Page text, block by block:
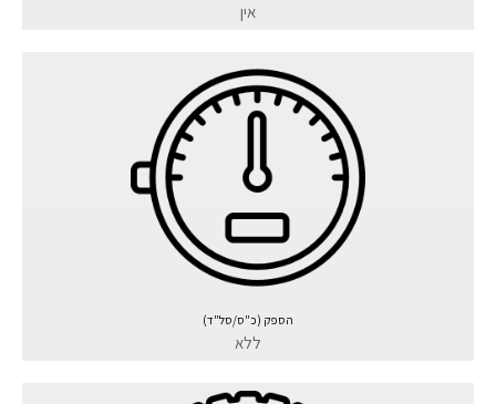
אין
הספק (כ"ס/סל"ד)
ללא